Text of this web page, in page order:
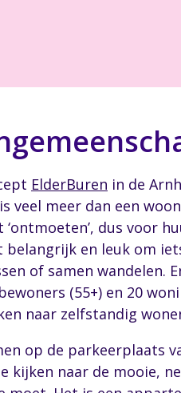
ElderBuren in de
veel meer dan een
‘ontmoeten’, dus voor
belangrijk en leuk om
of samen
(55+) en 20
naar zelfstandig
op de parkeerplaats
kijken naar de mooie,